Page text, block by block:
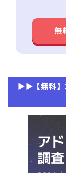
無
▶︎▶︎【無料】